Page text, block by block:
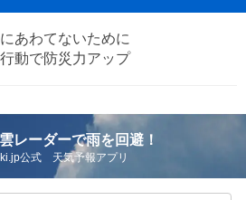
あわてないために
動で防災力アップ
レーダーで雨を回避！
公式 天気予報アプリ